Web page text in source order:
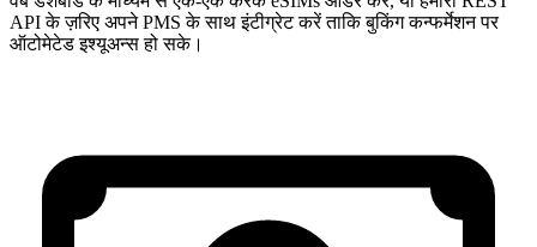
API के ज़रिए अपने PMS के साथ इंटीग्रेट करें ताकि बुकिंग कन्फर्मेशन पर
ऑटोमेटेड इश्यूअन्स हो सके।